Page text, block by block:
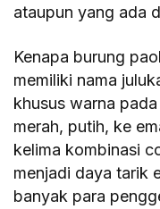
ataupun yang ada
Kenapa burung
memiliki nama
khusus warna
merah, putih, ke
kelima kombinasi
menjadi daya tarik
banyak para